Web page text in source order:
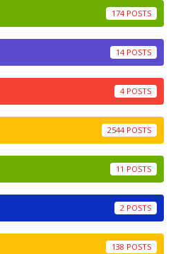
174
14
4
2544
11
2
138